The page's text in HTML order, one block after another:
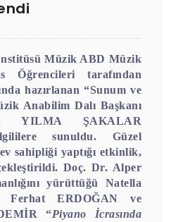
Müzik ABD Müzik
Öğrencileri tarafından
hazırlanan “Sunum ve
Anabilim Dalı Başkanı
YILMA ŞAKALAR
sunuldu. Güzel
sahipliği yaptığı etkinlik,
Doç. Dr. Alper
yürüttüğü Natella
Ferhat ERDOĞAN ve
“Piyano İcrasında